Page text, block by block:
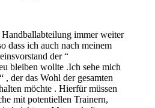
immer weiter
dass ich auch nach meinem
der “
bleiben wollte .Ich sehe mich
, der das Wohl der gesamten
möchte . Hierfür müssen
mit potentiellen Trainern,